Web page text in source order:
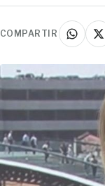
COMPARTIR